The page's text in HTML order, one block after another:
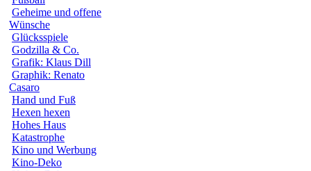
Geheime und offene
Wünsche
Glücksspiele
Godzilla & Co.
Grafik: Klaus Dill
Graphik: Renato
Casaro
Hand und Fuß
Hexen hexen
Hohes Haus
Katastrophe
Kino und Werbung
Kino-Deko